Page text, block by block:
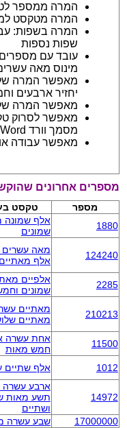
המרה ממספר
המרה מטקסט
שפות נספות
מינוס מאה
יחזיר ארבעים
מאפשר המרה
מאפשר לסרוק
מסמך וורד Word או גליון נתוני אקסל Excel
מאפשר עבודה
מספרים אחרונים
מספר טקסט
1880
אלף שמונה
שמונים
124240
מאה עשרים
אלף
2285
אלפיים
שמונים
210213
מאתיים
מאתיים
11500
אחת עשרה
חמש מאות
1012
אלף שתיים
14972
ארבע עשרה
תשע מאות
ושתיים
17000000
שבע עשרה